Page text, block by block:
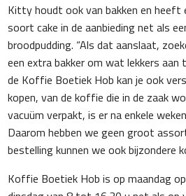
Kitty houdt ook van bakken en heeft
soort cake in de aanbieding net als
broodpudding. “Als dat aanslaat,
een extra bakker om wat lekkers aan
de Koffie Boetiek Hob kan je ook
kopen, van de koffie die in de zaak
vacuüm verpakt, is er na enkele
Daarom hebben we geen groot
bestelling kunnen we ook bijzondere
Koffie Boetiek Hob is op maandag